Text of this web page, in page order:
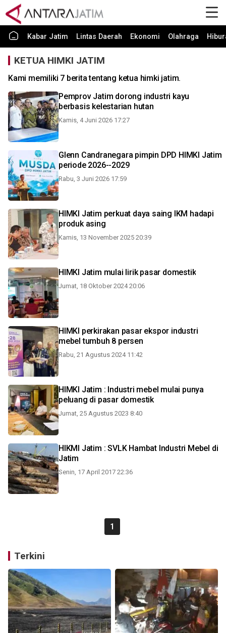
Kabar Jatim Lintas Daerah Ekonomi Olahraga
KETUA HIMKI JATIM
Kami memiliki 7 berita tentang ketua himki jatim.
Pemprov Jatim dorong industri kayu
berbasis kelestarian hutan
Kamis, 4 Juni 2026 17:27
Glenn Candranegara pimpin DPD HIMKI Jatim
periode 2026--2029
Rabu, 3 Juni 2026 17:59
HIMKI Jatim perkuat daya saing IKM hadapi
produk asing
Kamis, 13 November 2025 20:39
HIMKI Jatim mulai lirik pasar domestik
Jumat, 18 Oktober 2024 20:06
HIMKI perkirakan pasar ekspor industri
mebel tumbuh 8 persen
Rabu, 21 Agustus 2024 11:42
HIMKI Jatim : Industri mebel mulai punya
peluang di pasar domestik
Jumat, 25 Agustus 2023 8:40
HIKMI Jatim : SVLK Hambat Industri Mebel di
Jatim
Senin, 17 April 2017 22:36
1
Terkini